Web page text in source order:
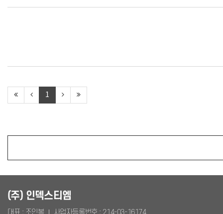
1
(주) 인덱스티엠
대표 : 조인복 사업자등록번호 : 214-03-16174